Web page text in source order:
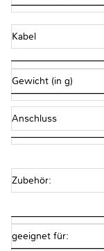
Kabel
Gewicht (in g)
Anschluss
Zubehör:
geeignet für: